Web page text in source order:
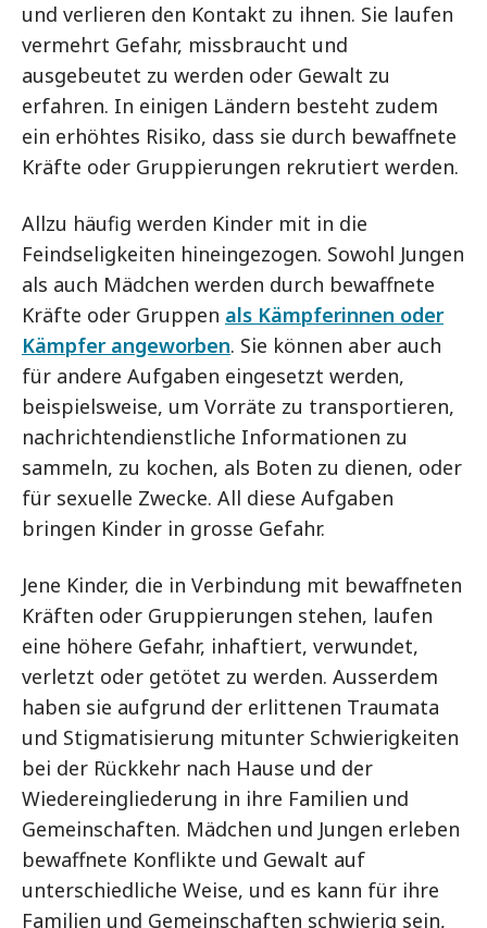
und verlieren den Kontakt zu ihnen. Sie laufen
vermehrt Gefahr, missbraucht und
ausgebeutet zu werden oder Gewalt zu
erfahren. In einigen Ländern besteht zudem
ein erhöhtes Risiko, dass sie durch bewaffnete
Kräfte oder Gruppierungen rekrutiert werden.
Allzu häufig werden Kinder mit in die
Feindseligkeiten hineingezogen. Sowohl Jungen
als auch Mädchen werden durch bewaffnete
Kräfte oder Gruppen als Kämpferinnen oder
Kämpfer angeworben. Sie können aber auch
für andere Aufgaben eingesetzt werden,
beispielsweise, um Vorräte zu transportieren,
nachrichtendienstliche Informationen zu
sammeln, zu kochen, als Boten zu dienen, oder
für sexuelle Zwecke. All diese Aufgaben
bringen Kinder in grosse Gefahr.
Jene Kinder, die in Verbindung mit bewaffneten
Kräften oder Gruppierungen stehen, laufen
eine höhere Gefahr, inhaftiert, verwundet,
verletzt oder getötet zu werden. Ausserdem
haben sie aufgrund der erlittenen Traumata
und Stigmatisierung mitunter Schwierigkeiten
bei der Rückkehr nach Hause und der
Wiedereingliederung in ihre Familien und
Gemeinschaften. Mädchen und Jungen erleben
bewaffnete Konflikte und Gewalt auf
unterschiedliche Weise, und es kann für ihre
Familien und Gemeinschaften schwierig sein,